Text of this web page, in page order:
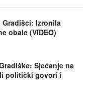
Gradišci: Izronila
obale (VIDEO)
Sjećanje na
politički govori i